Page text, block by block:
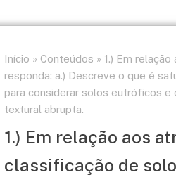
Início » Conteúdos » 1.) Em
responda: a.) Descreve o que é
para considerar solos eutróficos e
textural abrupta.
1.) Em relação aos
classificação de